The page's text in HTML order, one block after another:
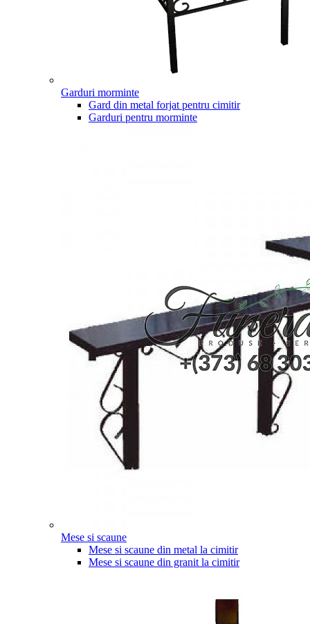
Garduri morminte
Gard din metal forjat pentru cimitir
Garduri pentru morminte
Mese si scaune
Mese si scaune din metal la cimitir
Mese si scaune din granit la cimitir